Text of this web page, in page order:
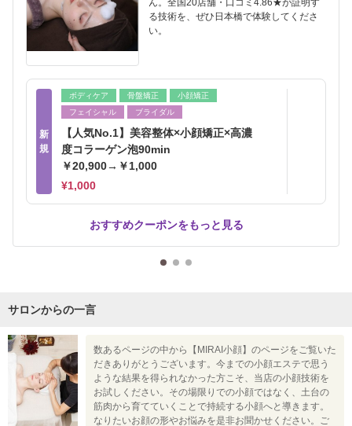
ん。全国20店舗・口コミ4.86★が証明す
る技術を、ぜひ日本橋で体験してくださ
い。
新
規
ボディケア 骨盤矯正
小顔矯正
フェイシャル
ブライダル
【人気No.1】美容整体×小顔矯正×高濃
度コラーゲン泡90min
￥20,900→￥1,000
¥1,000
おすすめクーポンをもっと見る
サロンからの一言
数あるページの中から【MIRAI小顔】のページをご覧いた
だきありがとうございます。今までの小顔エステで思う
ような結果を得られなかった方こそ、当店の小顔技術を
お試しください。その場限りでの小顔ではなく、土台の
筋肉から育てていくことで持続する小顔へと導きます。
なりたいお顔の形やお悩みを是非お聞かせください。ご